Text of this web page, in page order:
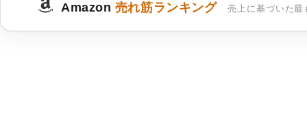
Amazon 売れ筋ランキング 売上に基づいた最